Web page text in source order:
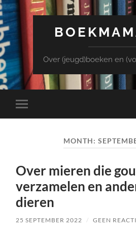
Over (jeugd)boeken en
Toggle
mobiel
MONTH:
Over mieren die
verzamelen en
dieren
25 SEPTEMBER 2022 / GEEN